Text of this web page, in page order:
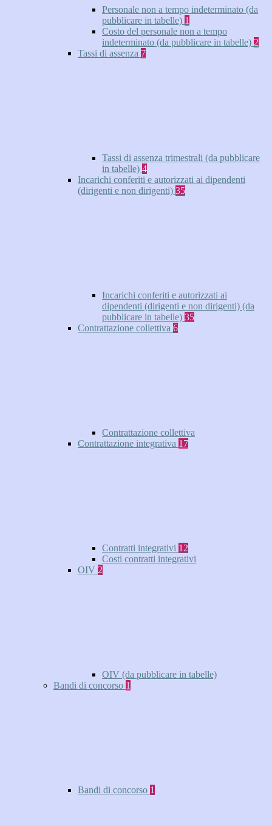
Personale non a tempo indeterminato (da
pubblicare in tabelle) 1
Costo del personale non a tempo
indeterminato (da pubblicare in tabelle) 2
Tassi di assenza 7
Tassi di assenza trimestrali (da pubblicare
in tabelle) 4
Incarichi conferiti e autorizzati ai dipendenti
(dirigenti e non dirigenti) 35
Incarichi conferiti e autorizzati ai
dipendenti (dirigenti e non dirigenti) (da
pubblicare in tabelle) 35
Contrattazione collettiva 6
Contrattazione collettiva
Contrattazione integrativa 17
Contratti integrativi 12
Costi contratti integrativi
OIV 2
OIV (da pubblicare in tabelle)
Bandi di concorso 1
Bandi di concorso 1